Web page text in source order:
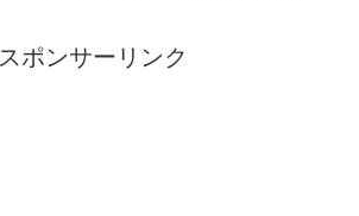
スポンサーリンク